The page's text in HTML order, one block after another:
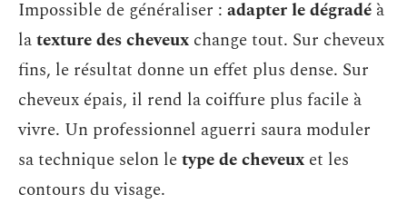
Impossible de généraliser : adapter le dégradé à
latexture des cheveux change tout. Sur cheveux
fins, le résultat donne un effet plus dense. Sur
cheveux épais, il rend la coiffure plus facile à
vivre. Un professionnel aguerri saura moduler
sa technique selon letype de cheveux et les
contours du visage.